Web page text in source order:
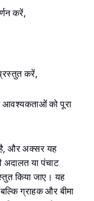
करें,
करें,
आवश्यकताओं को पूरा
है, और अक्सर यह
अदालत या पंचाट
किया जाए। यह
ग्राहक और बीमा